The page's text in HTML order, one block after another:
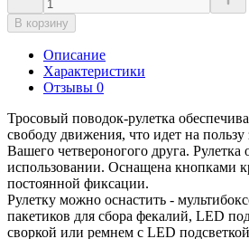
В корзину
Описание
Характеристики
Отзывы 0
Тросовый поводок-рулетка
свободу движения, что идет на
Вашего четвероногого друга. Рулетка
использовании. Оснащена кнопками
постоянной фиксации.
Рулетку можно оснастить -
пакетиков для сбора фекалий, LED
своркой или ремнем с LED